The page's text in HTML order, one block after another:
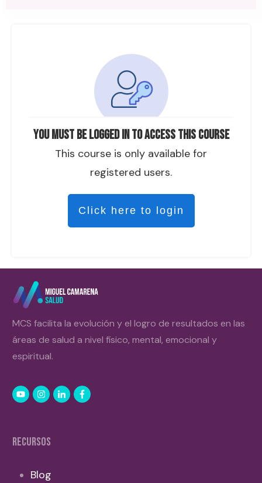
You must be logged in to access this course
This course is only available for
registered users.
Click here to login
MCS facilita la evolución y el logro de resultados en las
áreas de salud a nivel físico, mental, emocional y
espiritual.
RECURSOS
Blog